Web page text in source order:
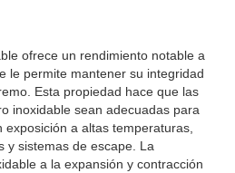
ofrece un rendimiento notable a
le permite mantener su integridad
Esta propiedad hace que las
inoxidable sean adecuadas para
a altas temperaturas,
y sistemas de escape. La
a la expansión y contracción